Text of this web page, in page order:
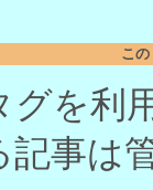
こ
グを利
記事は